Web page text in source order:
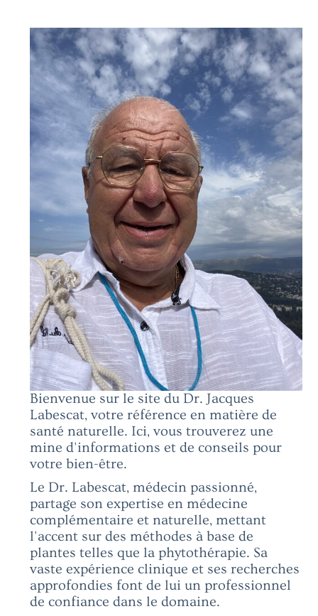
Bienvenue sur le site du Dr. Jacques
Labescat, votre référence en matière de
santé naturelle. Ici, vous trouverez une
mine d'informations et de conseils pour
votre bien-être.
Le Dr. Labescat, médecin passionné,
partage son expertise en médecine
complémentaire et naturelle, mettant
l'accent sur des méthodes à base de
plantes telles que la phytothérapie. Sa
vaste expérience clinique et ses recherches
approfondies font de lui un professionnel
de confiance dans le domaine.